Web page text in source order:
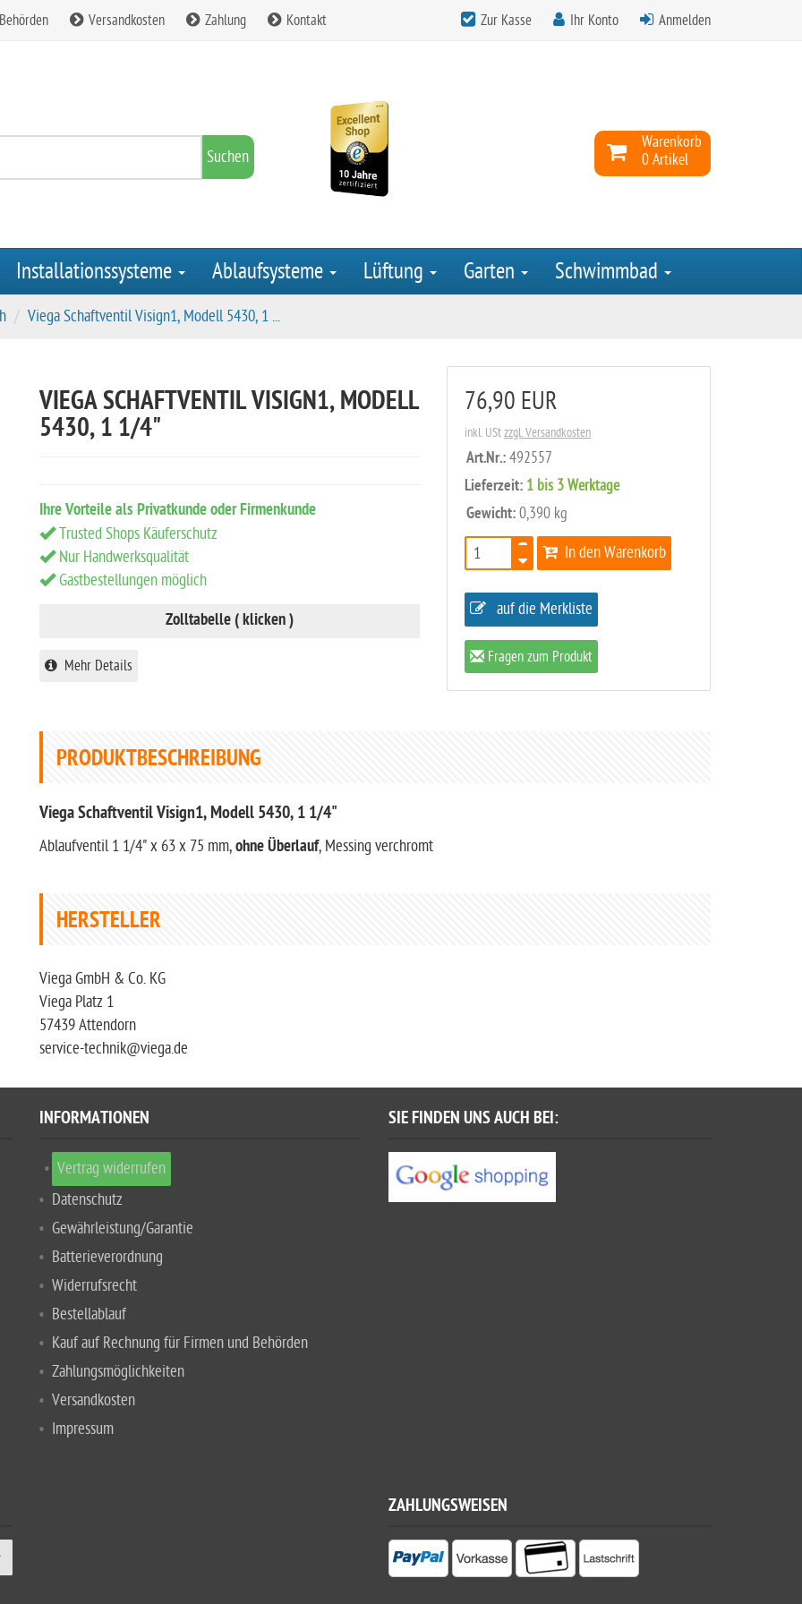
Versandkosten Zahlung Kontakt Zur Kasse Ihr Konto Anmelden
Suchen
Warenkorb
0 Artikel
Installationssysteme Ablaufsysteme Lüftung Garten Schwimmbad
Viega Schaftventil Visign1, Modell 5430, 1 ...
76,90 EUR
inkl. UStzzgl. Versandkosten
Art.Nr.: 492557
Lieferzeit: 1 bis 3 Werktage
Gewicht: 0,390 kg
In den Warenkorb
auf die Merkliste
Fragen zum Produkt
VIEGA SCHAFTVENTIL VISIGN1, MODELL
5430, 1 1/4"
Ihre Vorteile als Privatkunde oder Firmenkunde
Trusted Shops Käuferschutz
Nur Handwerksqualität
Gastbestellungen möglich
Zolltabelle ( klicken )
Mehr Details
PRODUKTBESCHREIBUNG
Viega Schaftventil Visign1, Modell 5430, 1 1/4"
Ablaufventil 1 1/4" x 63 x 75 mm,ohne Überlauf, Messing verchromt
HERSTELLER
Viega GmbH & Co. KG
Viega Platz 1
57439 Attendorn
service-technik@viega.de
INFORMATIONEN
Vertrag widerrufen
Datenschutz
Gewährleistung/Garantie
Batterieverordnung
Widerrufsrecht
Bestellablauf
Kauf auf Rechnung für Firmen und Behörden
Zahlungsmöglichkeiten
Versandkosten
Impressum
SIE FINDEN UNS AUCH BEI:
ZAHLUNGSWEISEN